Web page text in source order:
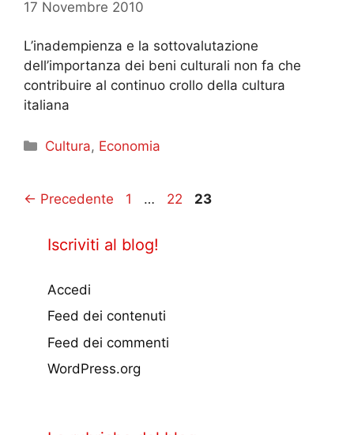
17 Novembre 2010
L’inadempienza e la sottovalutazione
dell’importanza dei beni culturali non fa che
contribuire al continuo crollo della cultura
italiana
Categorie
Cultura, Economia
← Precedente Pagina
1 … Pagina
22 Pagina
23
Iscriviti al blog!
Accedi
Feed dei contenuti
Feed dei commenti
WordPress.org